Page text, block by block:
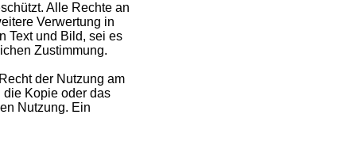
Alle Rechte an
Verwertung in
Text und Bild, sei es
Zustimmung.
der Nutzung am
die Kopie oder das
Nutzung. Ein